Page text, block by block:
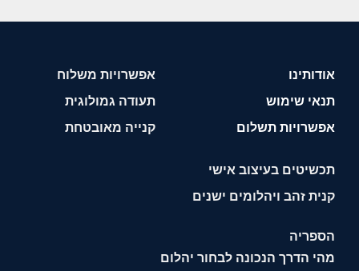
אודותינו
תנאי שימוש
אפשרויות תשלום
אפשרויות משלוח
תעודה גמולוגית
קנייה מאובטחת
תכשיטים בעיצוב אישי
קנית זהב ויהלומים ישנים
הספריה
מהי הדרך הנכונה לבחור יהלום